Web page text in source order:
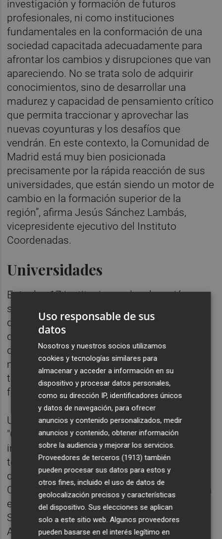
investigación y formación de futuros
profesionales, ni como instituciones
fundamentales en la conformación de una
sociedad capacitada adecuadamente para
afrontar los cambios y disrupciones que van
apareciendo. No se trata solo de adquirir
conocimientos, sino de desarrollar una
madurez y capacidad de pensamiento crítico
que permita traccionar y aprovechar las
nuevas coyunturas y los desafíos que
vendrán. En este contexto, la Comunidad de
Madrid está muy bien posicionada
precisamente por la rápida reacción de sus
universidades, que están siendo un motor de
cambio en la formación superior de la
región”, afirma Jesús Sánchez Lambás,
vicepresidente ejecutivo del Instituto
Coordenadas.
Universidades
Entre las 17 instituciones de educación
superior que tienen sede en la Comunidad
de Madrid el Instituto Coordenadas indica
que destacan seis "por su contribución al
desarrollo de espacios de innovación y de
metodologías que embeben la formación en
tecnologías emergentes en la propia
formación de los estudiantes".
Universidad Carlos III de Madrid (UC3M):
"Cuenta con una intensa actividad
innovadora para impulsar la formación en
torno a la tecnología y nuevas habilidades
digitales. Entre sus iniciativas destaca la
Cátedra de Economía de Datos e IA Aplicada
en colaboración con Universia-Banco
Santander, o el Living Lab de Tecnologías
Asistenciales e Inteligencia Artificial, un
Uso responsable de sus
datos
Nosotros y nuestros socios utilizamos
cookies y tecnologías similares para
almacenar y acceder a información en su
dispositivo y procesar datos personales,
como su dirección IP, identificadores únicos
y datos de navegación, para ofrecer
anuncios y contenido personalizados, medir
anuncios y contenido, obtener información
sobre la audiencia y mejorar los servicios.
Proveedores de terceros (1913) también
pueden procesar sus datos para estos y
otros fines, incluido el uso de datos de
geolocalización precisos y características
del dispositivo. Sus elecciones se aplican
solo a este sitio web. Algunos proveedores
pueden basarse en el interés legítimo en